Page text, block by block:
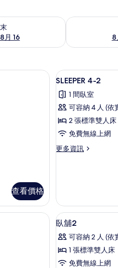
月 16
月 16) 的供應情況
8
查看下週末 (8
室 | 浴袍、拖鞋、毛巾
查看價格
顯
示
SLEEPER
4-
2
的
所
36
SLEEPER 4-2
1 間臥室
可容納 4 人 (依
2 張標準雙人床
免費無線上網
更多資訊
更
詳
情
顯
示
臥
舖
19
臥舖2
可容納 2 人 (依
1 張標準雙人床
免費無線上網